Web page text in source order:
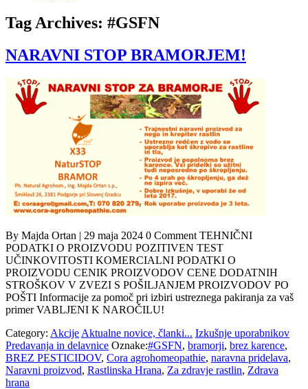
Tag Archives: #GSFN
NARAVNI STOP BRAMORJEM!
By Majda Ortan | 29 maja 2024 0 Comment TEHNIČNI
PODATKI O PROIZVODU POZITIVEN TEST
UČINKOVITOSTI KOMERCIALNI PODATKI O
PROIZVODU CENIK PROIZVODOV CENE DODATNIH
STROŠKOV V ZVEZI S POŠILJANJEM PROIZVODOV PO
POŠTI Informacije za pomoč pri izbiri ustreznega pakiranja za vaš
primer VABLJENI K NAROČILU!
Category: Akcije Aktualne novice, članki... Izkušnje uporabnikov
Predavanja in delavnice Oznake:#GSFN, bramorji, brez karence,
BREZ PESTICIDOV, Cora agrohomeopathie, naravna pridelava,
Naravni proizvod, Rastlinska Hrana, Za zdravje rastlin, Zdrava
hrana